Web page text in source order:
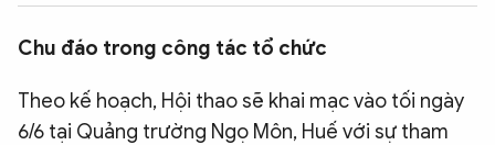
VĂN HÓA - THỂ THAO
BẠN ĐỌC & CAND
Chu đáo trong công tác tổ chức
Theo kế hoạch, Hội thao sẽ khai mạc vào tối ngày
6/6 tại Quảng trường Ngọ Môn, Huế với sự tham